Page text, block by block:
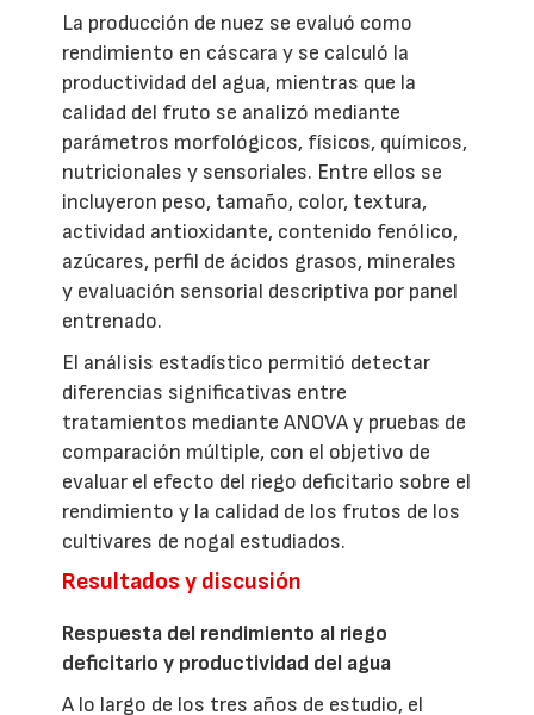
La producción de nuez se evaluó como
rendimiento en cáscara y se calculó la
productividad del agua, mientras que la
calidad del fruto se analizó mediante
parámetros morfológicos, físicos, químicos,
nutricionales y sensoriales. Entre ellos se
incluyeron peso, tamaño, color, textura,
actividad antioxidante, contenido fenólico,
azúcares, perfil de ácidos grasos, minerales
y evaluación sensorial descriptiva por panel
entrenado.
El análisis estadístico permitió detectar
diferencias significativas entre
tratamientos mediante ANOVA y pruebas de
comparación múltiple, con el objetivo de
evaluar el efecto del riego deficitario sobre el
rendimiento y la calidad de los frutos de los
cultivares de nogal estudiados.
Resultados y discusión
Respuesta del rendimiento al riego
deficitario y productividad del agua
A lo largo de los tres años de estudio, el